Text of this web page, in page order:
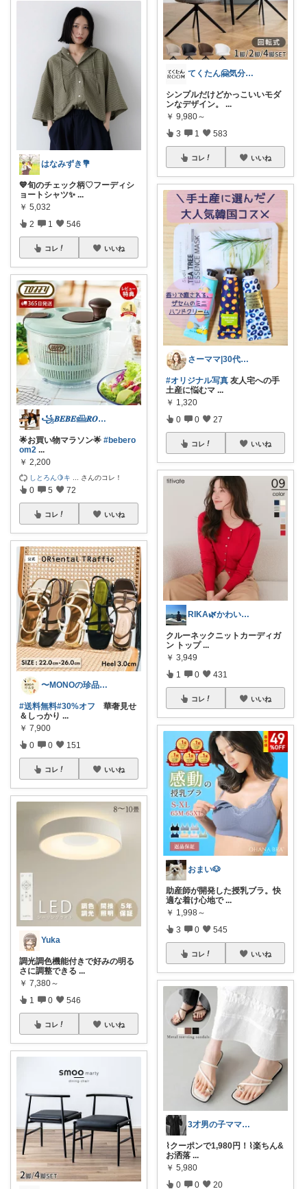
はなみずき💐
💙旬のチェック柄♡フーディシ
ョートシャツ✨ ...
￥ 5,032
2 1 546
コレ いいね
꧁𝑩𝑬𝑩𝑬𓊝𝑹𝑶𝑶𝑴꧂
🌟お買い物マラソン🌟 #bebero
om2 ...
￥ 2,200
しとろん🍋キ さんのコレ！
0 5 72
コレ いいね
〜MONOの珍品堂〜
#送料無料#30%オフ 華奢見せ
＆しっかり ...
￥ 7,900
0 0 151
コレ いいね
Yuka
調光調色機能付きで好みの明る
さに調整できる ...
￥ 7,380～
1 0 546
コレ いいね
てくたん🤗気分がアガる⤴インテリア雑貨
シンプルだけどかっこいいモダ
ンなデザイン。
...
￥ 9,980～
3 1 583
コレ いいね
さーママ|30代小2女児ママ🎀
#オリジナル写真 友人宅への手
土産に悩むマ ...
￥ 1,320
0 0 27
コレ いいね
RIKA🌿かわいいを集めました♡
クルーネックニットカーディガ
ン トップ ...
￥ 3,949
1 0 431
コレ いいね
おまい🐶
助産師が開発した授乳ブラ。快
適な着け心地で ...
￥ 1,998～
3 0 545
コレ いいね
3才男の子ママ𓍯Yunaroom
⌇クーポンで1,980円！⌇楽ちん&
お洒落 ...
￥ 5,980
0 0 20